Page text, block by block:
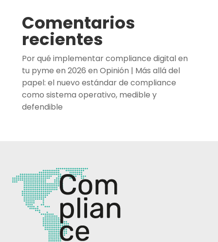
Comentarios
recientes
Por qué implementar compliance digital en
tu pyme en 2026 en Opinión | Más allá del
papel: el nuevo estándar de compliance
como sistema operativo, medible y
defendible